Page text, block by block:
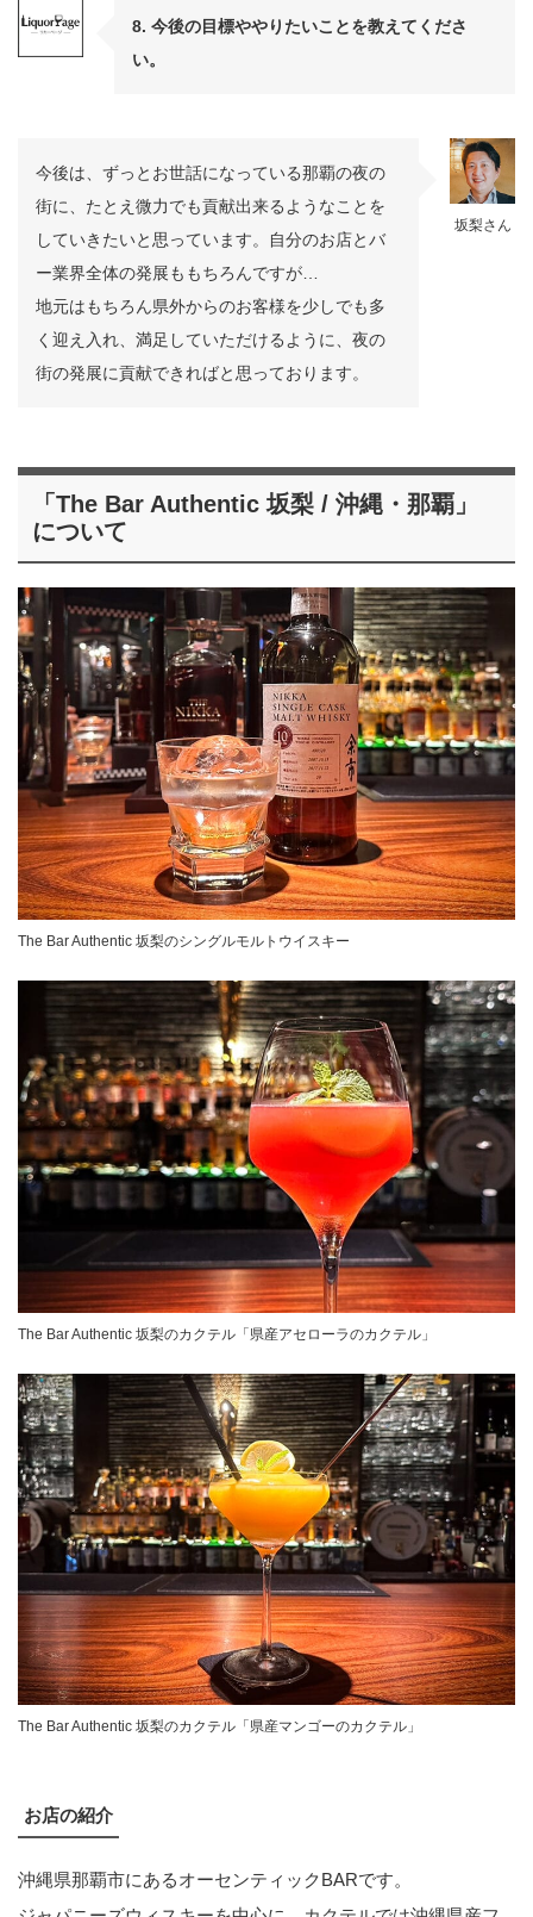
8. 今後の目標ややりたいことを教えてくださ
い。
坂梨さん
今後は、ずっとお世話になっている那覇の夜の
街に、たとえ微力でも貢献出来るようなことを
していきたいと思っています。自分のお店とバ
ー業界全体の発展ももちろんですが…
地元はもちろん県外からのお客様を少しでも多
く迎え入れ、満足していただけるように、夜の
街の発展に貢献できればと思っております。
「The Bar Authentic 坂梨 / 沖縄・那覇」
について
The Bar Authentic 坂梨のシングルモルトウイスキー
The Bar Authentic 坂梨のカクテル「県産アセローラのカクテル」
The Bar Authentic 坂梨のカクテル「県産マンゴーのカクテル」
お店の紹介
沖縄県那覇市にあるオーセンティックBARです。